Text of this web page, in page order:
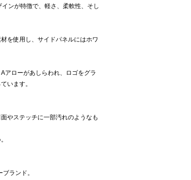
ンが特徴で、軽さ、柔軟性、そし
を使用し、サイドパネルにはホワ
アローがあしらわれ、ロゴをグラ
います。
やステッチに一部汚れのようなも
ランド。